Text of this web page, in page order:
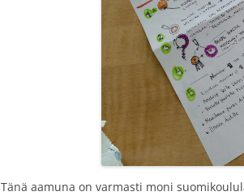
Tänä aamuna on varmasti moni